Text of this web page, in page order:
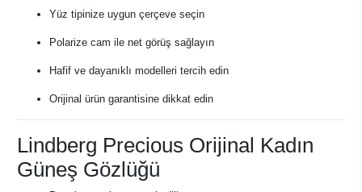
Yüz tipinize uygun çerçeve seçin
Polarize cam ile net görüş sağlayın
Hafif ve dayanıklı modelleri tercih edin
Orijinal ürün garantisine dikkat edin
Lindberg Precious Orijinal Kadın
Güneş Gözlüğü